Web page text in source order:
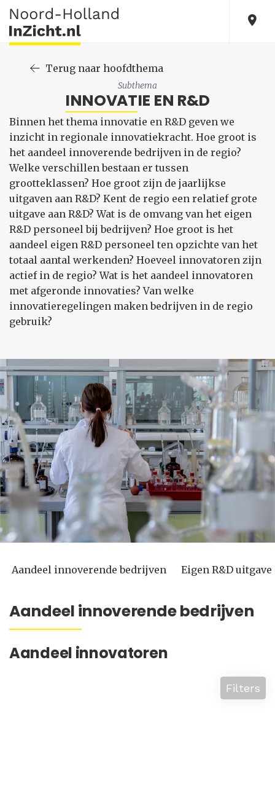
Terug naar hoofdthema
Subthema
INNOVATIE EN R&D
Binnen het thema innovatie en R&D geven we
inzicht in regionale innovatiekracht. Hoe groot is
het aandeel innoverende bedrijven in de regio?
Welke verschillen bestaan er tussen
grootteklassen? Hoe groot zijn de jaarlijkse
uitgaven aan R&D? Kent de regio een relatief grote
uitgave aan R&D? Wat is de omvang van het eigen
R&D personeel bij bedrijven? Hoe groot is het
aandeel eigen R&D personeel ten opzichte van het
totaal aantal werkenden? Hoeveel innovatoren zijn
actief in de regio? Wat is het aandeel innovatoren
met afgeronde innovaties? Van welke
innovatieregelingen maken bedrijven in de regio
gebruik?
Aandeel innoverende bedrijven Eigen R&D
Aandeel innoverende bedrijven
Aandeel innovatoren
Filters